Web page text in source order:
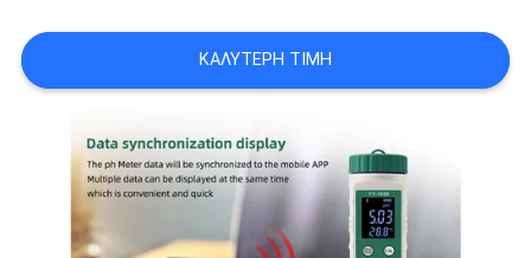
PRIVACY
ΚΑΛΎΤΕΡΗ ΤΙΜΉ